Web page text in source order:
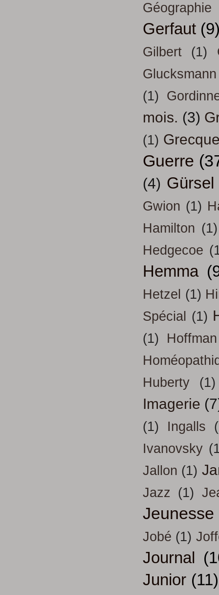
Géographie
Gerfaut
Gilbert (1)
Glucksmann
(1)
mois. (3)
(1)
Guerre
(4) Gürsel
Gwion (1)
Hamilton (1)
Hedgecoe
Hemma
Hetzel (1)
Spécial (1)
(1)
Hoffman
Huberty
(1)
Imagerie
(1) Ingalls
Ivanovsky
Jallon (1)
Jazz (1)
Jeunesse
Jobé (1)
Journal
Junior (11)